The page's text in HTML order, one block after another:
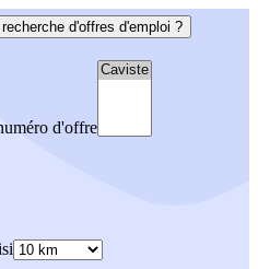
d'offres d'emploi ?
d'offre